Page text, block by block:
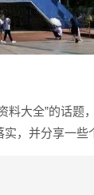
料大全”的话题
，并分享一些